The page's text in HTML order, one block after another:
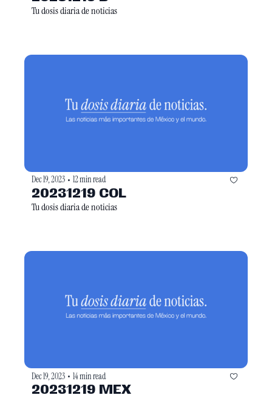
Tu dosis diaria de noticias
Dec 19, 2023 • 12 min read
20231219 COL
Tu dosis diaria de noticias
Dec 19, 2023 • 14 min read
20231219 MEX